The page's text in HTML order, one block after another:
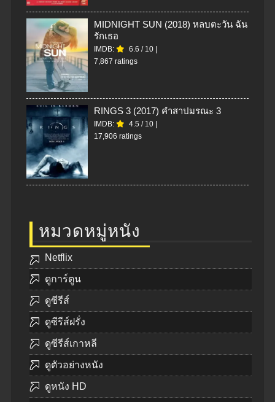
MIDNIGHT SUN (2018) หลบตะวัน ฉัน
รักเธอ
IMDB: 6.6 / 10
7,867 ratings
RINGS 3 (2017) คำสาปมรณะ 3
IMDB: 4.5 / 10
17,906 ratings
หมวดหมู่หนัง
Netflix
ดูการ์ตูน
ดูซีรีส์
ดูซีรีส์ฝรั่ง
ดูซีรีส์เกาหลี
ดูตัวอย่างหนัง
ดูหนัง HD